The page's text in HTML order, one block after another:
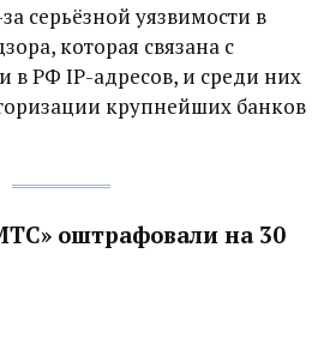
серьёзной уязвимости в
которая связана с
в РФ IP-адресов, и среди них
крупнейших банков
оштрафовали на 30